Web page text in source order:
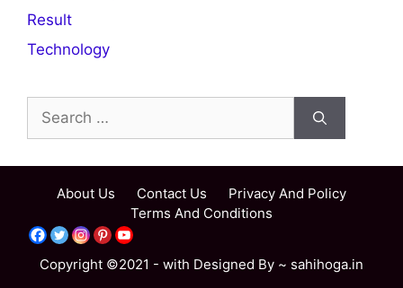
Result
Technology
Search
for:
About Us Contact Us
Privacy And Policy
Terms And Conditions
Copyright ©2021 - with Designed By ~ sahihoga.in